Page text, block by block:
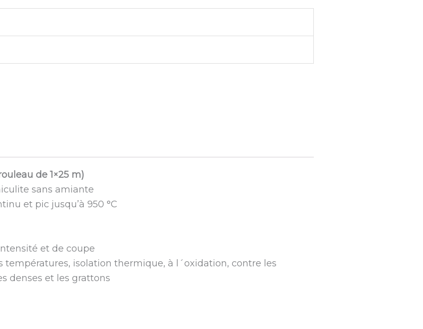
de 1×25 m)
sans amiante
et pic jusqu’à 950 °C
et de coupe
températures, isolation thermique, à l´oxidation, contre les
denses et les grattons